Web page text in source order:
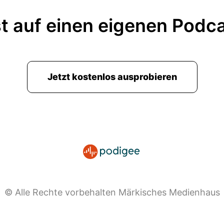
auf einen eigenen
Jetzt kostenlos ausprobieren
© Alle Rechte vorbehalten Märkisches Medienhaus